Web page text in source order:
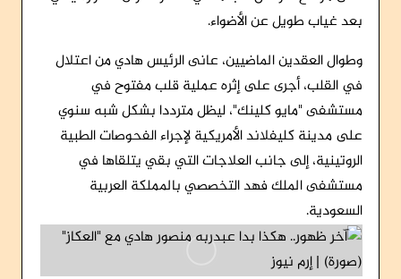
بعد غياب طويل عن الأضواء.
وطوال العقدين الماضيين، عانى الرئيس هادي من اعتلال
في القلب، أجرى على إثره عملية قلب مفتوح في
مستشفى "مايو كلينك"، ليظل مترددا بشكل شبه سنوي
على مدينة كليفلاند الأمريكية لإجراء الفحوصات الطبية
الروتينية، إلى جانب العلاجات التي بقي يتلقاها في
مستشفى الملك فهد التخصصي بالمملكة العربية
السعودية.